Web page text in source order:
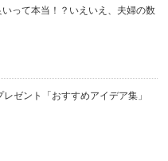
って本当！？いえいえ、夫婦の数
ゼント「おすすめアイデア集」